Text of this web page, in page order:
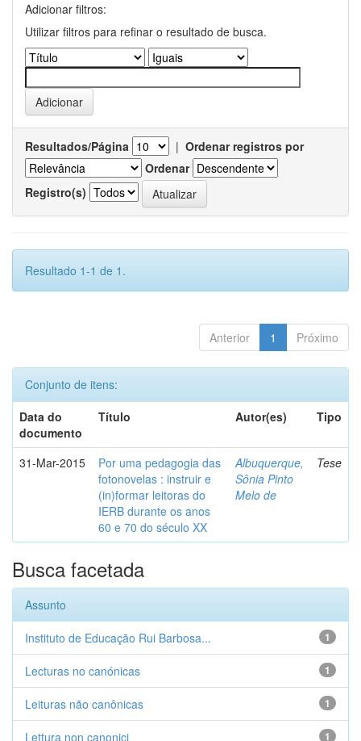
Adicionar filtros:
Utilizar filtros para refinar o resultado de busca.
Resultados/Página | Ordenar registros por
Ordenar
Registro(s)
Resultado 1-1 de 1.
Anterior 1 Próximo
Conjunto de itens:
Data do
documento
Título Autor(es) Tipo
31-Mar-2015
Por uma pedagogia das
fotonovelas : instruir e
(in)formar leitoras do
IERB durante os anos
60 e 70 do século XX
Albuquerque,
Sônia Pinto
Melo de
Tese
Busca facetada
Assunto
1
Instituto de Educação Rui Barbosa...
1
Lecturas no canónicas
1
Leituras não canônicas
1
Lettura non canonici